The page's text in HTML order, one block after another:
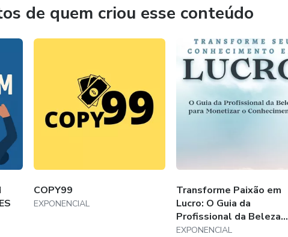
de quem criou esse conteúdo
COPY99
EXPONENCIAL
Transforme Paixão em
Lucro: O Guia da
Profissional da Beleza...
EXPONENCIAL